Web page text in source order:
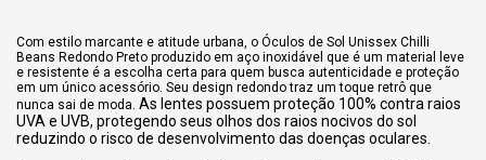
Com estilo marcante e atitude urbana, o Óculos de Sol Unissex Chilli
Beans Redondo Preto produzido em aço inoxidável que é um material leve
e resistente é a escolha certa para quem busca autenticidade e proteção
em um único acessório. Seu design redondo traz um toque retrô que
nunca sai de moda. As lentes possuem proteção 100% contra raios
UVA e UVB, protegendo seus olhos dos raios nocivos do sol
reduzindo o risco de desenvolvimento das doenças oculares.